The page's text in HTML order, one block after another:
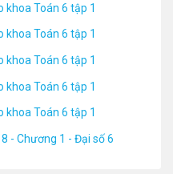
khoa Toán 6 tập 1
khoa Toán 6 tập 1
khoa Toán 6 tập 1
khoa Toán 6 tập 1
khoa Toán 6 tập 1
- Chương 1 - Đại số 6